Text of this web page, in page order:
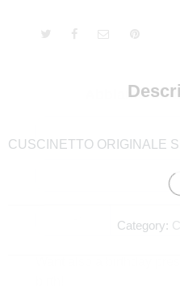
CUSCINETTO ORIGINALE
Category:
Abbiamo un